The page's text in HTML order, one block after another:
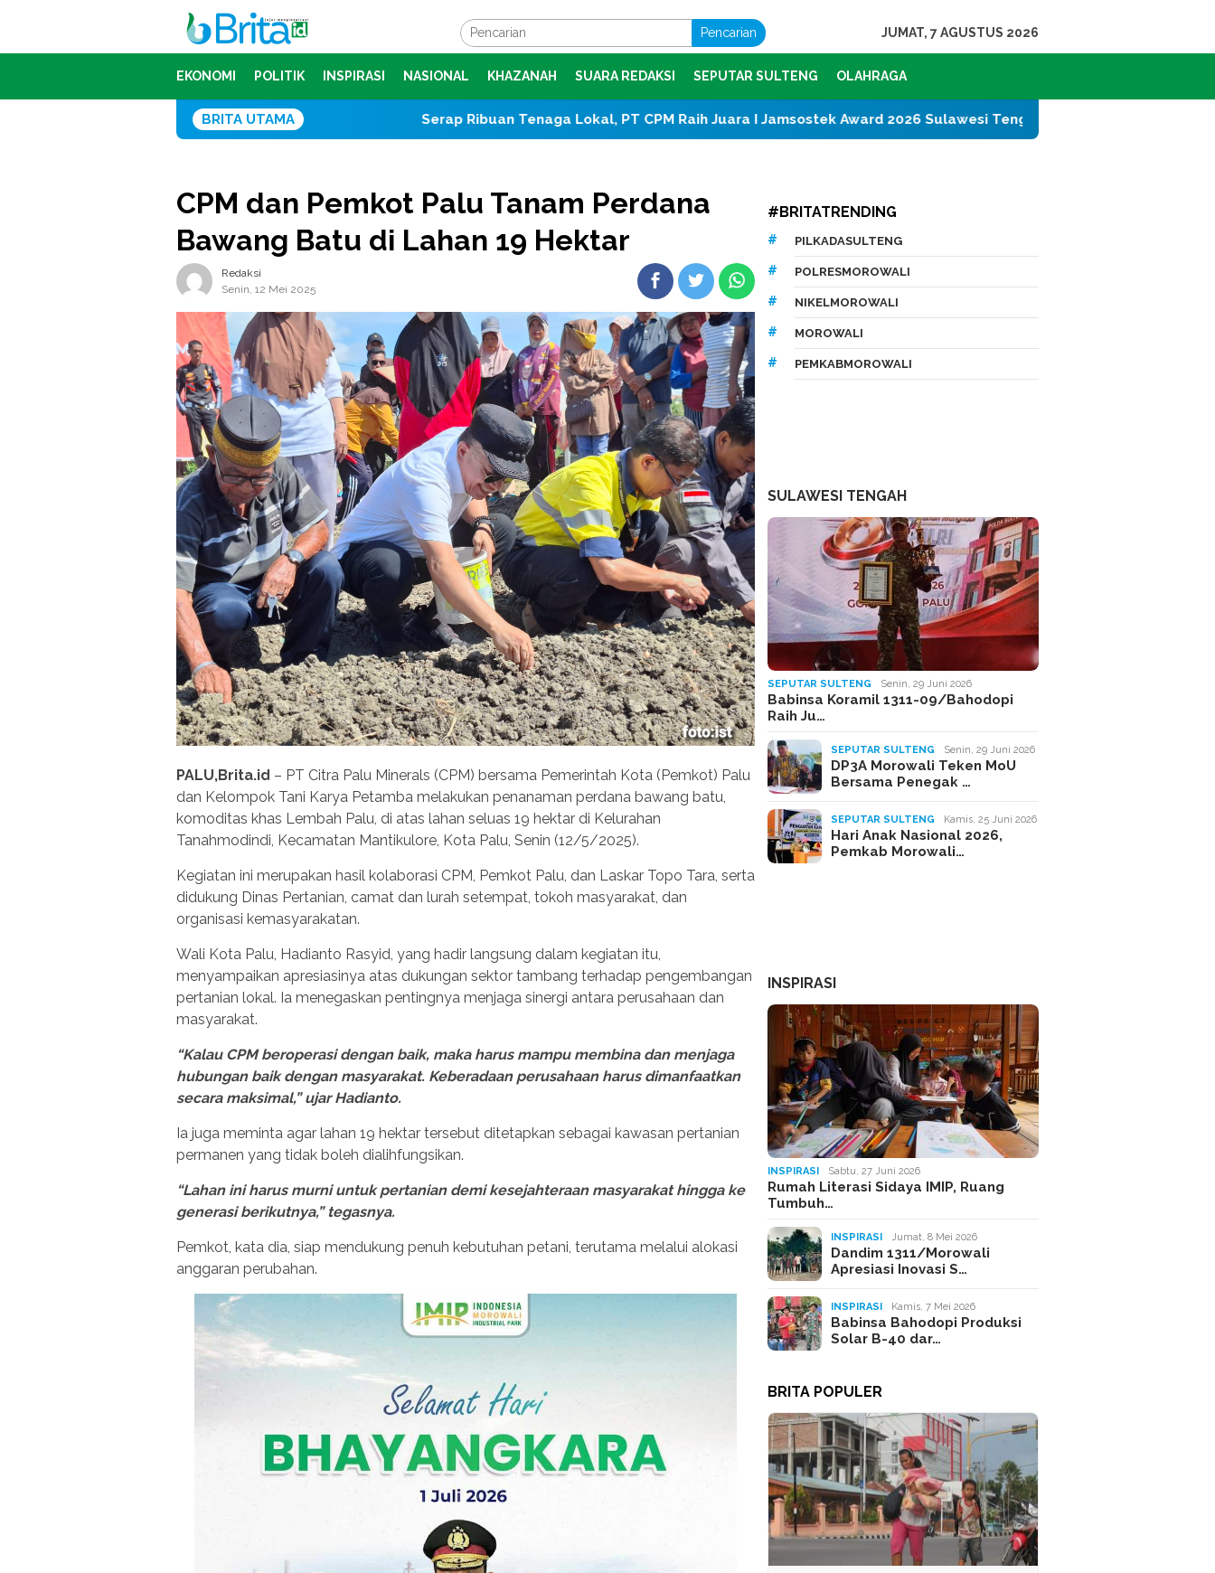
Pencarian JUMAT, 7 AGUSTUS 2026
EKONOMI POLITIK INSPIRASI NASIONAL KHAZANAH SUARA REDAKSI SEPUTAR SULTENG OLAHRAGA
BRITA UTAMASerap Ribuan Tenaga Lokal, PT CPM Raih Juara I Jamsostek Award 2026 Sulawesi Tengah PT IMIP dan Dinas Pendidikan
CPM dan Pemkot Palu Tanam Perdana
Bawang Batu di Lahan 19 Hektar
Redaksi
Senin, 12 Mei 2025
PALU,Brita.id – PT Citra Palu Minerals (CPM) bersama Pemerintah Kota (Pemkot) Palu
dan Kelompok Tani Karya Petamba melakukan penanaman perdana bawang batu,
komoditas khas Lembah Palu, di atas lahan seluas 19 hektar di Kelurahan
Tanahmodindi, Kecamatan Mantikulore, Kota Palu, Senin (12/5/2025).
Kegiatan ini merupakan hasil kolaborasi CPM, Pemkot Palu, dan Laskar Topo Tara, serta
didukung Dinas Pertanian, camat dan lurah setempat, tokoh masyarakat, dan
organisasi kemasyarakatan.
Wali Kota Palu, Hadianto Rasyid, yang hadir langsung dalam kegiatan itu,
menyampaikan apresiasinya atas dukungan sektor tambang terhadap pengembangan
pertanian lokal. Ia menegaskan pentingnya menjaga sinergi antara perusahaan dan
masyarakat.
“Kalau CPM beroperasi dengan baik, maka harus mampu membina dan menjaga
hubungan baik dengan masyarakat. Keberadaan perusahaan harus dimanfaatkan
secara maksimal,” ujar Hadianto.
Ia juga meminta agar lahan 19 hektar tersebut ditetapkan sebagai kawasan pertanian
permanen yang tidak boleh dialihfungsikan.
“Lahan ini harus murni untuk pertanian demi kesejahteraan masyarakat hingga ke
generasi berikutnya,” tegasnya.
Pemkot, kata dia, siap mendukung penuh kebutuhan petani, terutama melalui alokasi
anggaran perubahan.
#BRITATRENDING
PILKADASULTENG
POLRESMOROWALI
NIKELMOROWALI
MOROWALI
PEMKABMOROWALI
SULAWESI TENGAH
SEPUTAR SULTENG Senin, 29 Juni 2026
Babinsa Koramil 1311-09/Bahodopi
Raih Ju…
SEPUTAR SULTENG Senin, 29 Juni 2026
DP3A Morowali Teken MoU
Bersama Penegak …
SEPUTAR SULTENG Kamis, 25 Juni 2026
Hari Anak Nasional 2026,
Pemkab Morowali…
INSPIRASI
INSPIRASI Sabtu, 27 Juni 2026
Rumah Literasi Sidaya IMIP, Ruang
Tumbuh…
INSPIRASI Jumat, 8 Mei 2026
Dandim 1311/Morowali
Apresiasi Inovasi S…
INSPIRASI Kamis, 7 Mei 2026
Babinsa Bahodopi Produksi
Solar B-40 dar…
BRITA POPULER